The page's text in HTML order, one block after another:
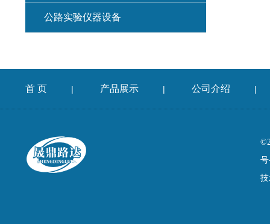
公路实验仪器设备
首 页 | 产品展示 | 公司介绍 |
号